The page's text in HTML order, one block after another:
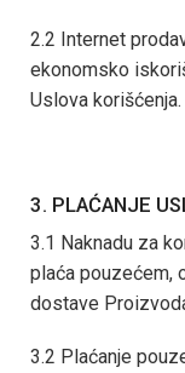
2.2 Internet
ekonomsko
Uslova korišćenja.
3. PLAĆANJE
3.1 Naknadu za
plaća pouzećem,
dostave
3.2 Plaćanje